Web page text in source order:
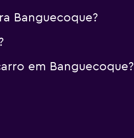
Banguecoque?
em Banguecoque?